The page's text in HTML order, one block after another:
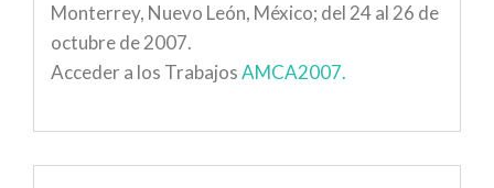
Monterrey, Nuevo León, México; del 24 al 26 de
octubre de 2007.
Acceder a los TrabajosAMCA2007.